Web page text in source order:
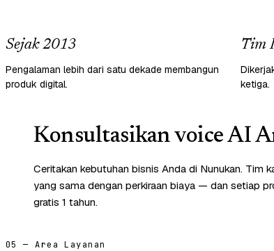
Sejak 2013
Pengalaman lebih dari satu dekade membangun
produk digital.
Tim
ketiga.
Konsultasikan voice AI
Ceritakan kebutuhan bisnis Anda di Nunukan. Tim
yang sama dengan perkiraan biaya — dan setiap
gratis 1 tahun.
05 — Area Layanan